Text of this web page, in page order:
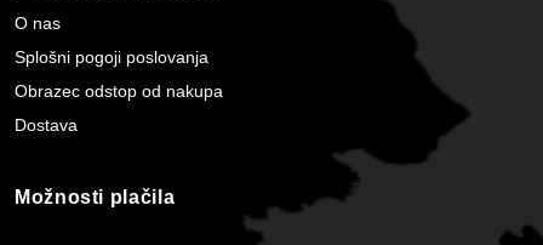
O nas
Splošni pogoji poslovanja
Obrazec odstop od nakupa
Dostava
Možnosti plačila